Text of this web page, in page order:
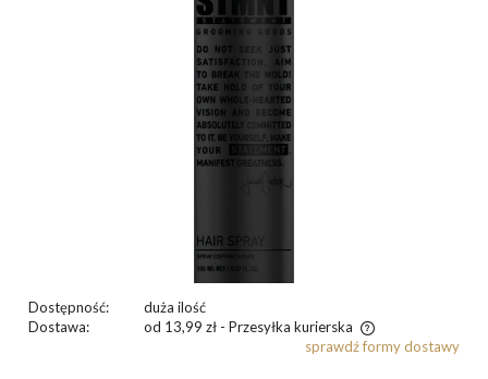
Dostępność:
duża ilość
Dostawa:
od 13,99 zł - Przesyłka kurierska
Cena nie zawiera ewentualnych kosztów płatnościsprawdź formy dostawy